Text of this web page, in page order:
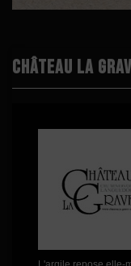
Épicé
Couleur
Millésime
Volume
Château La